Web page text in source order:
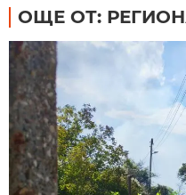
ОЩЕ ОТ: